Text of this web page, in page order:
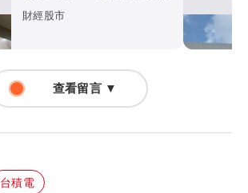
財經股市
查看留言 ▼
台積電